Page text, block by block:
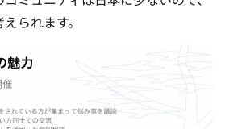
られます。